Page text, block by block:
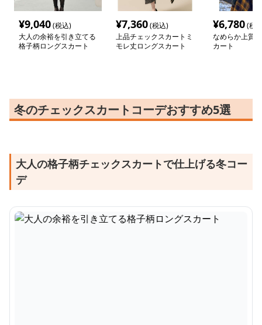
¥9,040(税込)
大人の余裕を引き立てる
格子柄ロングスカート
¥7,360(税込)
上品チェックスカートミ
モレ丈ロングスカート
¥6,780(税
なめらか上質
カート
冬のチェックスカートコーデおすすめ5選
大人の格子柄チェックスカートで仕上げる冬コー
デ